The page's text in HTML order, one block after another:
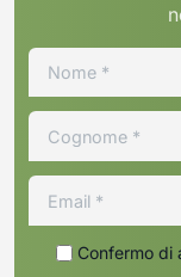
Confermo di